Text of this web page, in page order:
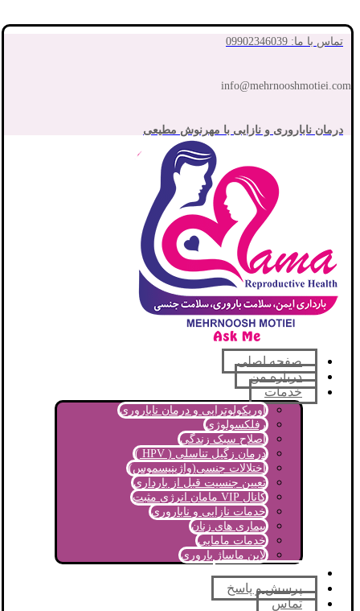
تماس با ما: 09902346039
info@mehrnooshmotiei.com
درمان ناباروری و نازایی با مهرنوش مطیعی
صفحه اصلی
درباره من
خدمات
اوریکولوتراپی و درمان ناباروری
رفلکسولوژی
اصلاح سبک زندگی
درمان زگیل تناسلی ( HPV )
اختلالات جنسی(واژینیسموس)
تعیین جنسیت قبل از بارداری
کانال VIP مامان انرژی مثبت
خدمات نازایی و ناباروری
بیماری های زنان
خدمات مامایی
لاین ماساژ باروری
مجله آموزشی
پرسش و پاسخ
تماس